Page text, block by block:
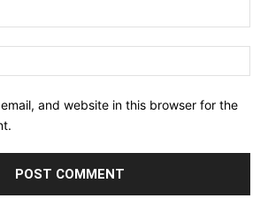
and website in this browser for the